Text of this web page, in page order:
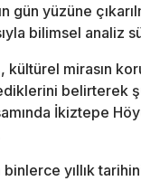
yüzüne
bilimsel
mirasın
belirterek
İkiztepe
yıllık